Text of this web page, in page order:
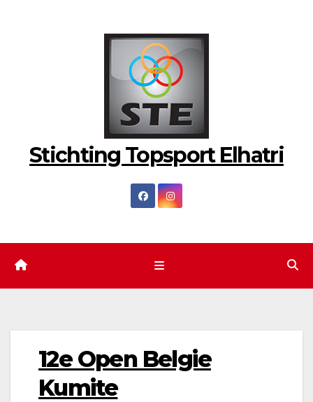
Stichting Topsport Elhatri
12e Open Belgie
Kumite